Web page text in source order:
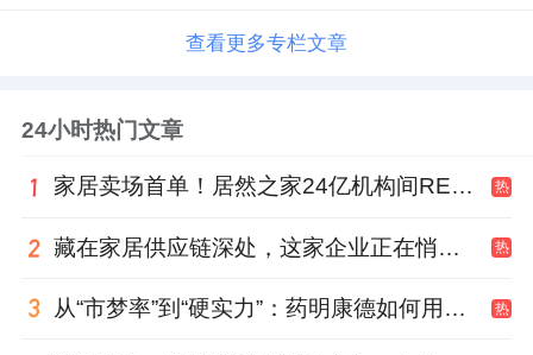
查看更多专栏文章
24小时热门文章
家居卖场首单！居然之家24亿机构间REITs获深交所无异议函 热
藏在家居供应链深处，这家企业正在悄悄转型 热
从“市梦率”到“硬实力”：药明康德如何用业绩填平2021年估值鸿沟？ 热